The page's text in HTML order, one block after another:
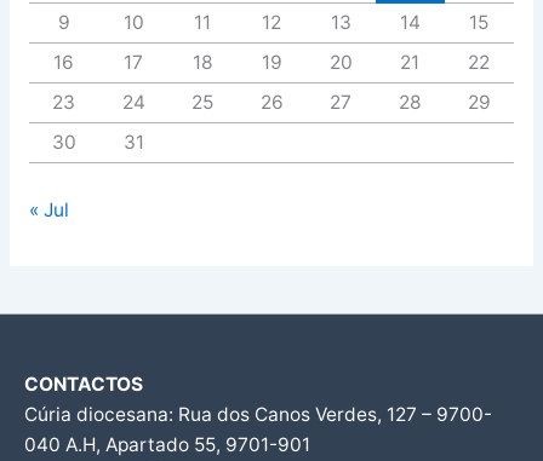
9
10 11 12 13 14
15
16
17 18 19 20 21
22
23
24 25 26 27 28
29
30
31
« Jul
CONTACTOS
Cúria diocesana: Rua dos Canos Verdes, 127 – 9700-
040 A.H, Apartado 55, 9701-901